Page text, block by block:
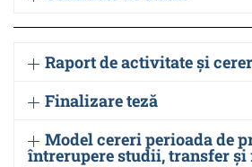
Raport de activitate și
Finalizare teză
Model cereri perioada de
întrerupere studii, transfer și